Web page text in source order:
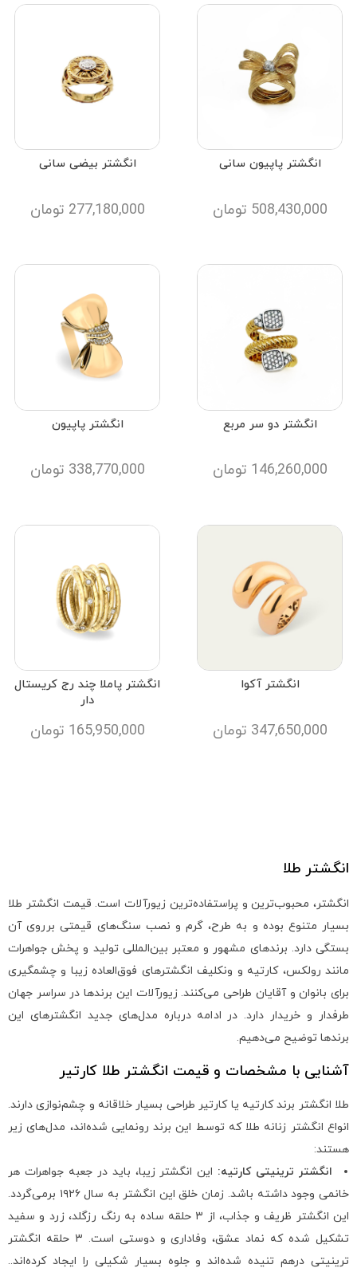
انگشتر پاپیون سانی
508,430,000 تومان
انگشتر بیضی سانی
277,180,000 تومان
انگشتر دو سر مربع
146,260,000 تومان
انگشتر پاپیون
338,770,000 تومان
انگشتر آکوا
347,650,000 تومان
انگشتر پاملا چند رج کریستال
دار
165,950,000 تومان
انگشتر طلا
انگشتر، محبوب‌ترین و پراستفاده‌ترین زیورآلات است. قیمت انگشتر طلا
بسیار متنوع بوده و به طرح، گرم و نصب سنگ‌های قیمتی برروی آن
بستگی دارد. برندهای مشهور و معتبر بین‌المللی تولید و پخش جواهرات
مانند رولکس، کارتیه و ونکلیف انگشترهای فوق‌العاده زیبا و چشمگیری
برای بانوان و آقایان طراحی می‌کنند. زیورآلات این برندها در سراسر جهان
طرفدار و خریدار دارد. در ادامه درباره مدل‌های جدید‌ انگشترهای این
برندها توضيح می‌دهیم.
آشنایی با مشخصات و قیمت انگشتر طلا کارتیر
طلا انگشتر برند کارتیه یا کارتیر طراحی بسیار خلاقانه و چشم‌نوازی دارند.
انواع انگشتر زنانه طلا که توسط این برند رونمایی شده‌اند، مدل‌های زیر
هستند:
انگشتر ترینیتی کارتیه: این انگشتر زیبا، باید در جعبه جواهرات هر
خانمی وجود داشته باشد. زمان خلق این انگشتر به سال ۱۹۲۶ برمی‌گردد.
این انگشتر ظریف و جذاب، از ۳ حلقه ساده به رنگ رزگلد، زرد و سفید
تشکیل شده که نماد عشق، وفاداری و دوستی است. ۳ حلقه انگشتر
ترینیتی درهم تنیده شده‌اند و جلوه بسیار شکیلی را ایجاد کرده‌اند..